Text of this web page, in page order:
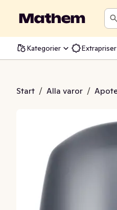
Kategorier Extrapriser
Start / Alla varor /
Clean Comfort 72h